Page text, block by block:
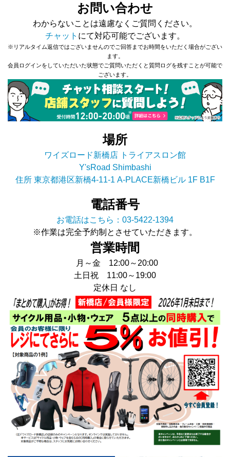
お問い合わせ
わからないことは遠慮なくご質問ください。
チャット にて対応可能でございます。
※リアルタイム返信ではございませんのでご回答までお時間をいただく場合がござい
ます。
会員ログインをしていただいた状態でご質問いただくと質問ログを残すことが可能で
ございます。
場所
ワイズロード新橋店 トライアスロン館
Y'sRoad Shimbashi
住所 東京都港区新橋4-11-1 A-PLACE新橋ビル 1F B1F
電話番号
お電話はこちら：03-5422-1394
※作業は完全予約制とさせていただきます。
営業時間
月～金 12:00～20:00
土日祝 11:00～19:00
定休日 なし